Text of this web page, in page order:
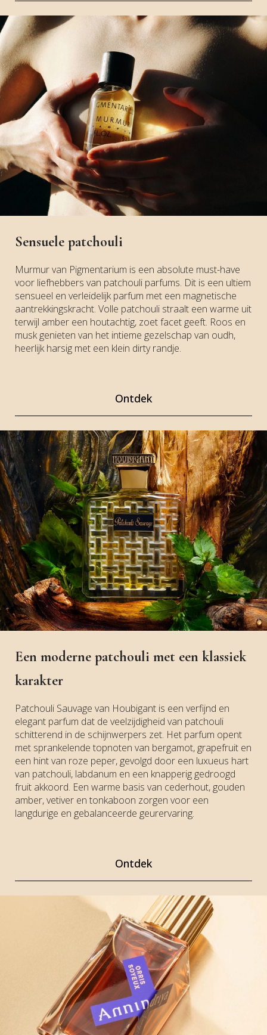
Sensuele patchouli
Murmur van Pigmentarium is een absolute must-have
voor liefhebbers van patchouli parfums. Dit is een ultiem
sensueel en verleidelijk parfum met een magnetische
aantrekkingskracht. Volle patchouli straalt een warme uit
terwijl amber een houtachtig, zoet facet geeft. Roos en
musk genieten van het intieme gezelschap van oudh,
heerlijk harsig met een klein dirty randje.
Ontdek
Een moderne patchouli met een klassiek
karakter
Patchouli Sauvage van Houbigant is een verfijnd en
elegant parfum dat de veelzijdigheid van patchouli
schitterend in de schijnwerpers zet. Het parfum opent
met sprankelende topnoten van bergamot, grapefruit en
een hint van roze peper, gevolgd door een luxueus hart
van patchouli, labdanum en een knapperig gedroogd
fruit akkoord. Een warme basis van cederhout, gouden
amber, vetiver en tonkaboon zorgen voor een
langdurige en gebalanceerde geurervaring.
Ontdek